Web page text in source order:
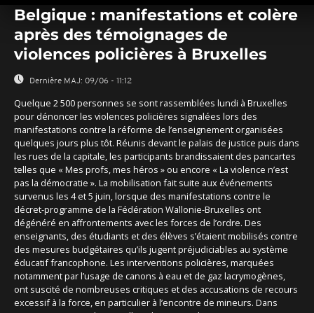
seconds
seconds
Belgique : manifestations et colère
après des témoignages de
violences policières à Bruxelles
Dernière MAJ: 09/06 - 11:12
Quelque 2 500 personnes se sont rassemblées lundi à Bruxelles
pour dénoncer les violences policières signalées lors des
manifestations contre la réforme de l’enseignement organisées
quelques jours plus tôt. Réunis devant le palais de justice puis dans
les rues de la capitale, les participants brandissaient des pancartes
telles que « Mes profs, mes héros » ou encore « La violence n’est
pas la démocratie ». La mobilisation fait suite aux événements
survenus les 4 et 5 juin, lorsque des manifestations contre le
décret-programme de la Fédération Wallonie-Bruxelles ont
dégénéré en affrontements avec les forces de l’ordre. Des
enseignants, des étudiants et des élèves s’étaient mobilisés contre
des mesures budgétaires qu’ils jugent préjudiciables au système
éducatif francophone. Les interventions policières, marquées
notamment par l’usage de canons à eau et de gaz lacrymogènes,
ont suscité de nombreuses critiques et des accusations de recours
excessif à la force, en particulier à l’encontre de mineurs. Dans